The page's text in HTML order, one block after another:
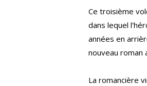
Ce troisième
dans lequel
années en
nouveau roman
La romancière